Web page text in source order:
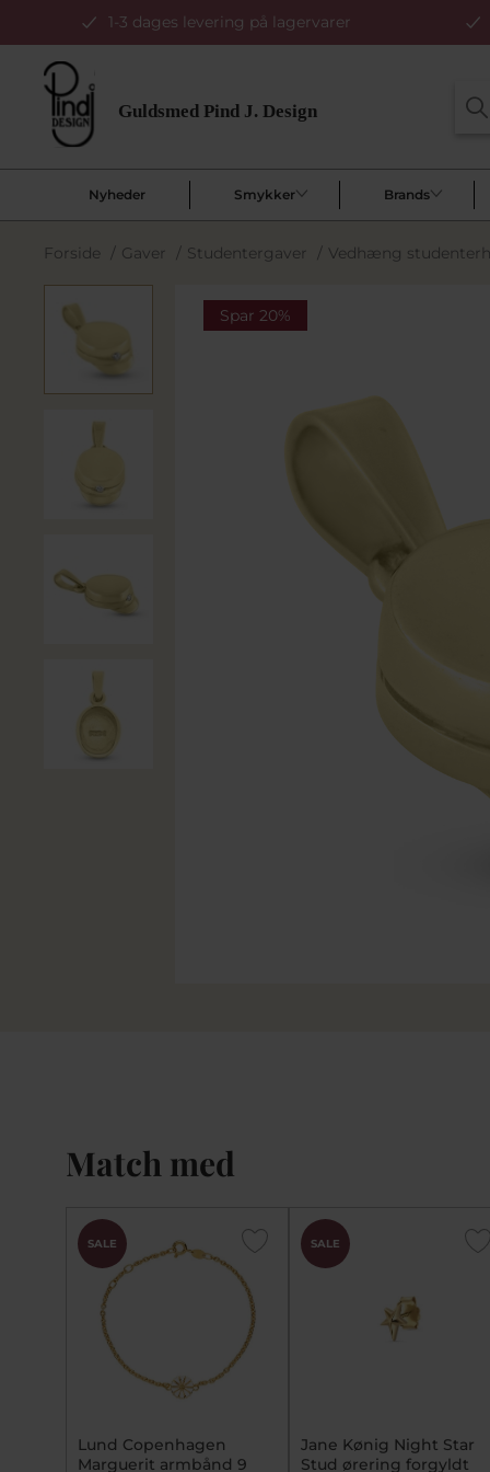
1-3 dages levering på lagervarer
Nyheder Smykker Brands
Forside / Gaver / Studentergaver / Vedhæng
Spar 20%
Match med
SALE
Lund Copenhagen
Marguerit armbånd 9
SALE
Jane Kønig Night Star
Stud ørering forgyldt